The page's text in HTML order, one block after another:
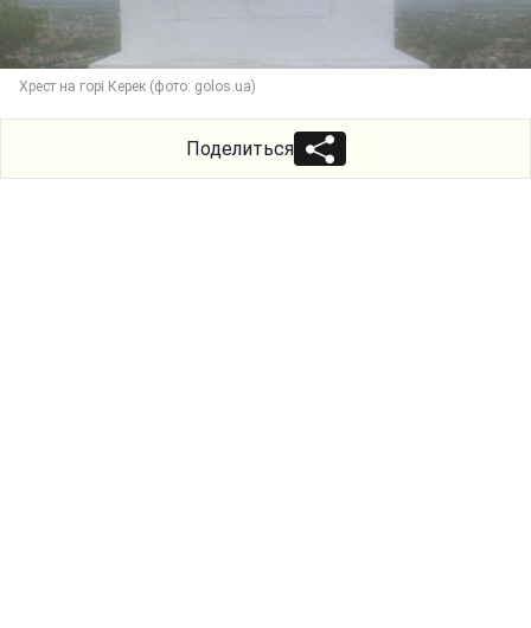
Хрест на горі Керек (фото: golos.ua)
Поделиться